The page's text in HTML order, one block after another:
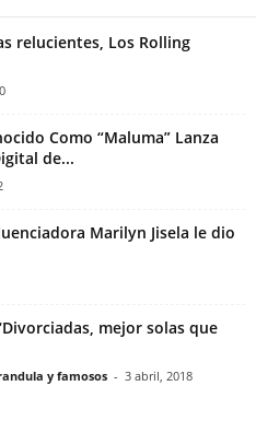
relucientes, Los Rolling
Como “Maluma” Lanza
de...
Marilyn Jisela le dio
mejor solas que
y famosos - 3 abril, 2018